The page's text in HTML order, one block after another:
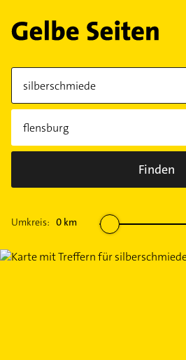
Finden
Umkreis: 0 km